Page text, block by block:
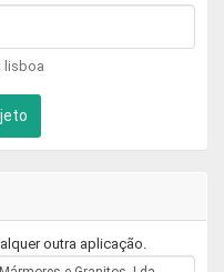
lisboa
outra aplicação.